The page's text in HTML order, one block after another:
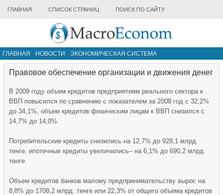
ГЛАВНАЯ СПИСОК СТРАНИЦ ПОИСК ПО САЙТУ
ГЛАВНАЯ НОВОСТИ
ЭКОНОМИЧЕСКАЯ СИСТЕМА
ИНФРАСТРУКТУРА РЫНКА
Правовое обеспечение организации и движения денег
В 2009 году объем кредитов предприятиям реального сектора к
ВВП повысился по сравнению с показателем за 2008 год с 32,2%
до 34,1%, объем кредитов физическим лицам к ВВП снизился с
14,7% до 14,0%.
Потребительские кредиты снизились на 12,7% до 928,1 млрд.
тенге, ипотечные кредиты увеличились– на 6,1% до 690,2 млрд.
тенге.
Объем кредитов банков малому предпринимательству вырос на
8,8% до 1708,2 млрд. тенге или 22,3% от общего объема кредитов